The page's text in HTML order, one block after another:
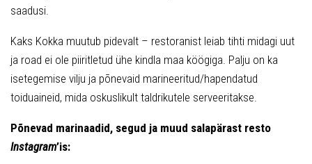
saadusi.
Kaks Kokka muutub pidevalt – restoranist leiab tihti midagi uut
ja road ei ole piiritletud ühe kindla maa köögiga. Palju on ka
isetegemise vilju ja põnevaid marineeritud/hapendatud
toiduaineid, mida oskuslikult taldrikutele serveeritakse.
Põnevad marinaadid, segud ja muud salapärast resto
Instagram’is: